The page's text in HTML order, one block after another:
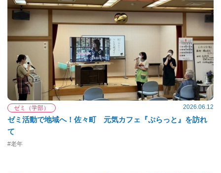
ゼミ（学部） 2026.06.12
ゼミ活動で地域へ！佐々町 元気カフェ『ぷらっと』を訪れ
て
#老年